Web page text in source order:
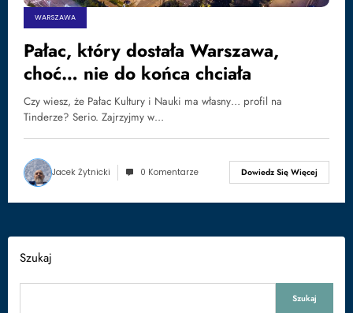
WARSZAWA
Pałac, który dostała Warszawa,
choć… nie do końca chciała
Czy wiesz, że Pałac Kultury i Nauki ma własny… profil na
Tinderze? Serio. Zajrzyjmy w…
Jacek Żytnicki 0 Komentarze Dowiedz Się Więcej
Szukaj
Szukaj